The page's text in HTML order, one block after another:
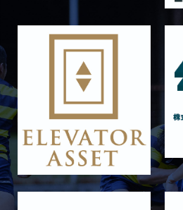
GALLERY
11月29日 同志社大学Jr.col.
2025/11/23
11月23日 摂南大学
2025/11/22
11月22日 摂南大学Jr.Col
2025/11/15
GALLERY
11月16日 関西大学Jr.Col
2025/11/09
GALLERY
11月9日 関西大学